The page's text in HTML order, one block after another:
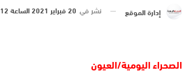
إدارة الموقع نشر في 20 فبراير 2021 الساعة 12 و 00 دقيقة
الصحراء اليومية/العيون